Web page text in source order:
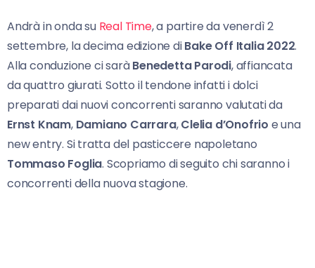
Andrà in onda su Real Time, a partire da venerdì 2
settembre, la decima edizione diBake Off Italia 2022.
Alla conduzione ci saràBenedetta Parodi, affiancata
da quattro giurati. Sotto il tendone infatti i dolci
preparati dai nuovi concorrenti saranno valutati da
Ernst Knam, Damiano Carrara,Clelia d’Onofrio e una
new entry. Si tratta del pasticcere napoletano
Tommaso Foglia. Scopriamo di seguito chi saranno i
concorrenti della nuova stagione.